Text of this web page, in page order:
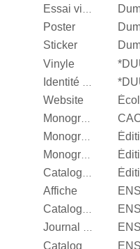
Essai visuel
Poster
Sticker
Vinyle
Website
Monographie
Catalogue d’exposition
Affiche
Catalogue d’exposition
Journal d’exposition